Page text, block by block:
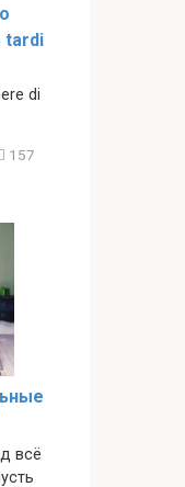
tardi
di
157
всё